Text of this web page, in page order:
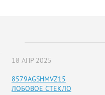
18 АПР 2025
8579AGSHMVZ15
ЛОБОВОЕ СТЕКЛО